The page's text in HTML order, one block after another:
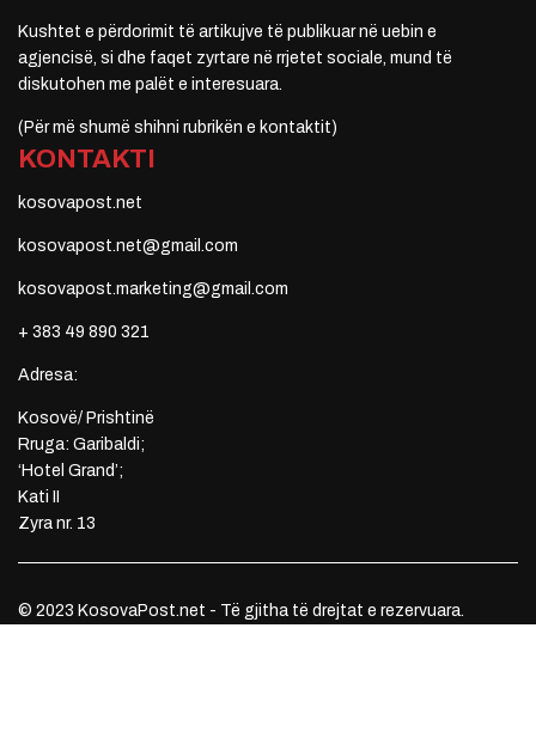
Kushtet e përdorimit të artikujve të publikuar në uebin e
agjencisë, si dhe faqet zyrtare në rrjetet sociale, mund të
diskutohen me palët e interesuara.
(Për më shumë shihni rubrikën e kontaktit)
KONTAKTI
kosovapost.net
kosovapost.net@gmail.com
kosovapost.marketing@gmail.com
+ 383 49 890 321
Adresa:
Kosovë/ Prishtinë
Rruga: Garibaldi;
‘Hotel Grand’;
Kati II
Zyra nr. 13
© 2023 KosovaPost.net - Të gjitha të drejtat e rezervuara.